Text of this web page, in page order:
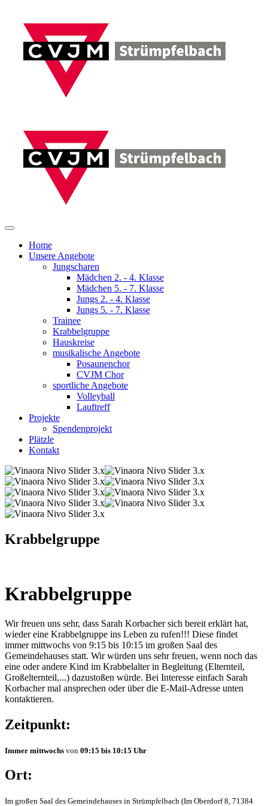
Home
Unsere Angebote
Jungscharen
Mädchen 2. - 4. Klasse
Mädchen 5. - 7. Klasse
Jungs 2. - 4. Klasse
Jungs 5. - 7. Klasse
Trainee
Krabbelgruppe
Hauskreise
musikalische Angebote
Posaunenchor
CVJM Chor
sportliche Angebote
Volleyball
Lauftreff
Projekte
Spendenprojekt
Plätzle
Kontakt
Krabbelgruppe
Krabbelgruppe
Wir freuen uns sehr, dass Sarah Korbacher sich bereit erklärt hat,
wieder eine Krabbelgruppe ins Leben zu rufen!!! Diese findet
immer mittwochs von 9:15 bis 10:15 im großen Saal des
Gemeindehauses statt. Wir würden uns sehr freuen, wenn noch das
eine oder andere Kind im Krabbelalter in Begleitung (Elternteil,
Großelternteil,...) dazustoßen würde. Bei Interesse einfach Sarah
Korbacher mal ansprechen oder über die E-Mail-Adresse unten
kontaktieren.
Zeitpunkt:
Immer mittwochs von 09:15 bis 10:15 Uhr
Ort:
Im großen Saal des Gemeindehauses in Strümpfelbach (Im Oberdorf 8, 71384